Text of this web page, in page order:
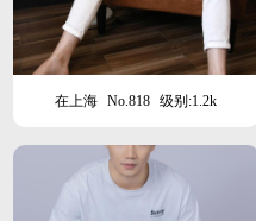
在上海 No.818 级别:1.2k